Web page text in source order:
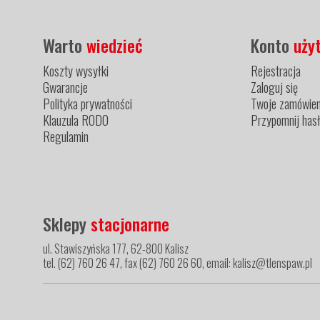
Wartowiedzieć
Koszty wysyłki
Gwarancje
Polityka prywatności
Klauzula RODO
Regulamin
Konto
Rejestracja
Zaloguj się
Twoje
Przypomnij
Sklepystacjonarne
ul. Stawiszyńska 177, 62-800 Kalisz
tel. (62) 760 26 47, fax (62) 760 26 60, email: kalisz@tlenspaw.pl